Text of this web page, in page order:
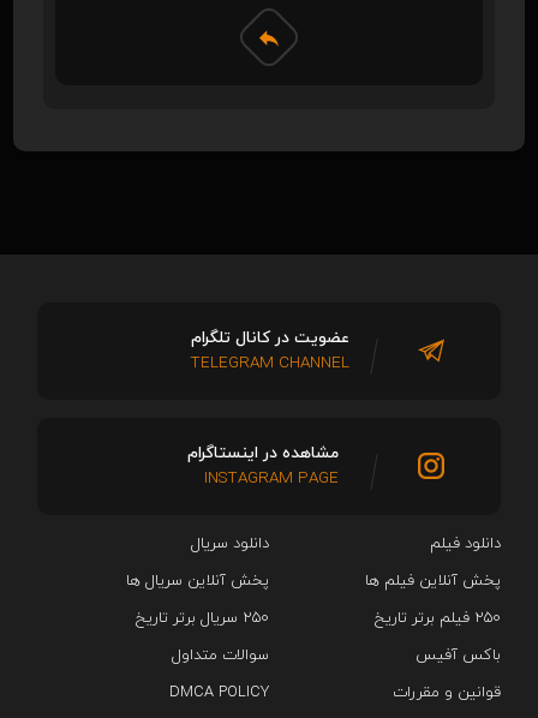
دانلود فیلم
دانلود سریال‌
پخش آنلاین فیلم ها
پخش آنلاین سریال ها
۲۵۰ فیلم برتر تاریخ
۲۵۰ سریال برتر تاریخ
باکس آفیس
سوالات متداول
قوانین و مقررات
DMCA POLICY
عضویت در کانال تلگرام
TELEGRAM CHANNEL
مشاهده در اینستاگرام
INSTAGRAM PAGE